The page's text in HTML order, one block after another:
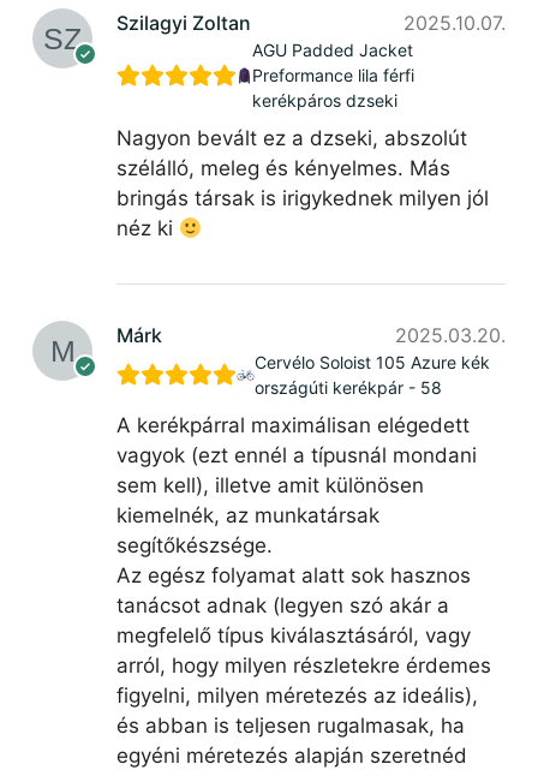
Szilagyi Zoltan 2025.10.07.
AGU Padded Jacket
Preformance lila férfi
kerékpáros dzseki
Nagyon bevált ez a dzseki, abszolút
szélálló, meleg és kényelmes. Más
bringás társak is irigykednek milyen jól
néz ki
Márk 2025.03.20.
Cervélo Soloist 105 Azure kék
országúti kerékpár - 58
A kerékpárral maximálisan elégedett
vagyok (ezt ennél a típusnál mondani
sem kell), illetve amit különösen
kiemelnék, az munkatársak
segítőkészsége.
Az egész folyamat alatt sok hasznos
tanácsot adnak (legyen szó akár a
megfelelő típus kiválasztásáról, vagy
arról, hogy milyen részletekre érdemes
figyelni, milyen méretezés az ideális),
és abban is teljesen rugalmasak, ha
egyéni méretezés alapján szeretnéd